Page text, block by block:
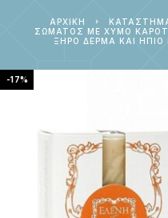
ΑΡΧΙΚΉ
ΣΏΜΑΤΟΣ ΜΕ ΧΥΜΌ
ΞΗΡΌ ΔΈΡΜΑ ΚΑΙ ΉΠΙΟ
-17%